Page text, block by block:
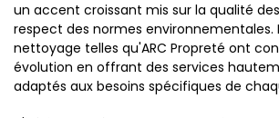
un accent croissant mis sur la qualité
respect des normes environnementales.
nettoyage telles qu'ARC Propreté ont
évolution en offrant des services
adaptés aux besoins spécifiques de